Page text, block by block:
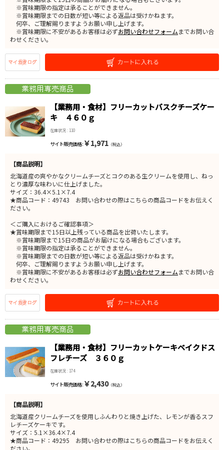
※賞味期限の指定は承ることができません。
※賞味期限までの日数が短い等による返品は受けかねます。
何卒、ご理解賜りますようお願い申し上げます。
※賞味期限に不安があるお客様は必ずお問い合わせフォームまでお問い合
わせください。
【業務用・食材】フリーカットバスクチーズケー
キ ４６０ｇ
在庫状況 : 110
サイト販売価格 : ￥1,971 （税込）
【商品説明】
北海道産の爽やかなクリームチーズとコクのある生クリームを使用し、ねっ
とり濃厚な味わいに仕上げました。
サイズ：36.4×5.1×7.4
★商品コード：49743 お問い合わせの際はこちらの商品コードをお伝えく
ださい。
＜ご購入におけるご確認事項＞
★賞味期限まで15日以上残っている商品を出荷いたします。
※賞味期限まで15日の商品がお届けになる場合もございます。
※賞味期限の指定は承ることができません。
※賞味期限までの日数が短い等による返品は受けかねます。
何卒、ご理解賜りますようお願い申し上げます。
※賞味期限に不安があるお客様は必ずお問い合わせフォームまでお問い合
わせください。
【業務用・食材】フリーカットケーキベイクドス
フレチーズ ３６０ｇ
在庫状況 : 174
サイト販売価格 : ￥2,430（税込）
【商品説明】
北海道産クリームチーズを使用しふんわりと焼き上げた、レモンが香るスフ
レチーズケーキです。
サイズ：5.1×36.4×7.4
★商品コード：49295 お問い合わせの際はこちらの商品コードをお伝えく
ださい。